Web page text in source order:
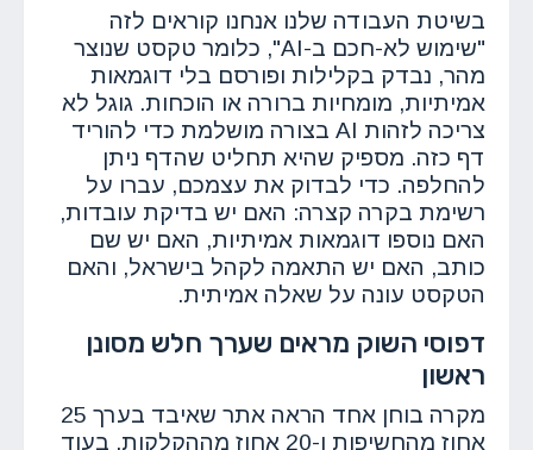
בשיטת העבודה שלנו אנחנו קוראים לזה
"שימוש לא-חכם ב-AI", כלומר טקסט שנוצר
מהר, נבדק בקלילות ופורסם בלי דוגמאות
אמיתיות, מומחיות ברורה או הוכחות. גוגל לא
צריכה לזהות AI בצורה מושלמת כדי להוריד
דף כזה. מספיק שהיא תחליט שהדף ניתן
להחלפה. כדי לבדוק את עצמכם, עברו על
רשימת בקרה קצרה: האם יש בדיקת עובדות,
האם נוספו דוגמאות אמיתיות, האם יש שם
כותב, האם יש התאמה לקהל בישראל, והאם
הטקסט עונה על שאלה אמיתית.
דפוסי השוק מראים שערך חלש מסונן
ראשון
מקרה בוחן אחד הראה אתר שאיבד בערך 25
אחוז מהחשיפות ו-20 אחוז מההקלקות, בעוד